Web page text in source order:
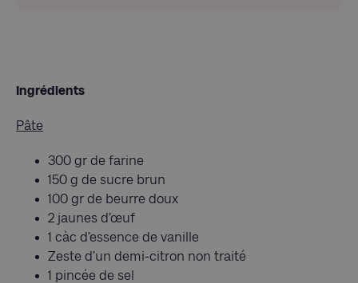
Ingrédients
Pâte
300 gr de farine
150 g de sucre brun
100 gr de beurre doux
2 jaunes d’œuf
1 càc d’essence de vanille
Zeste d’un demi-citron non traité
1 pincée de sel